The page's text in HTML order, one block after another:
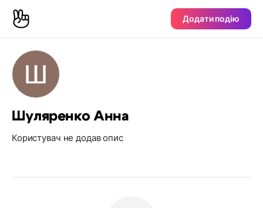
Додати подію
Шуляренко Анна
Користувач не додав опис